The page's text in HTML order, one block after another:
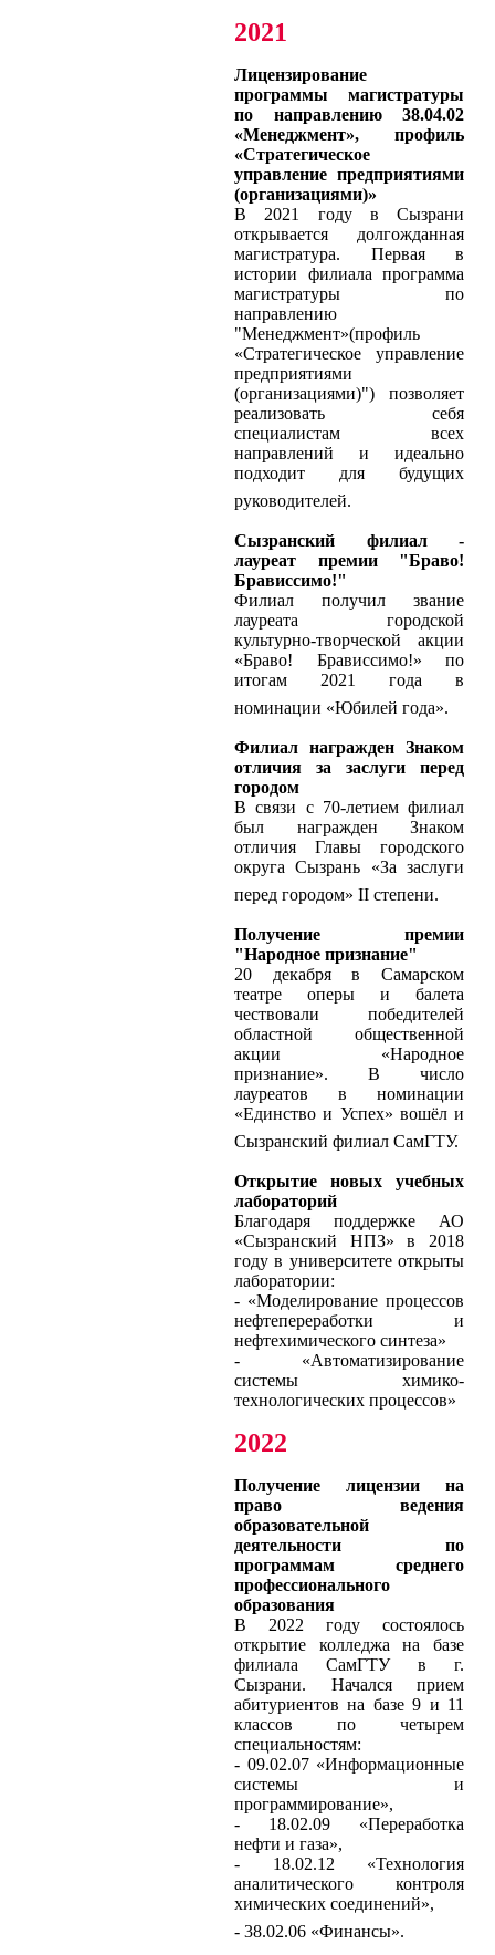
2021
Лицензирование
программы магистратуры
по направлению 38.04.02
«Менеджмент», профиль
«Стратегическое
управление предприятиями
(организациями)»
В 2021 году в Сызрани
открывается долгожданная
магистратура. Первая в
истории филиала программа
магистратуры по
направлению
"Менеджмент»(профиль
«Стратегическое управление
предприятиями
(организациями)") позволяет
реализовать себя
специалистам всех
направлений и идеально
подходит для будущих
руководителей.
Сызранский филиал -
лауреат премии "Браво!
Брависсимо!"
Филиал получил звание
лауреата городской
культурно-творческой акции
«Браво! Брависсимо!» по
итогам 2021 года в
номинации «Юбилей года».
Филиал награжден Знаком
отличия за заслуги перед
городом
В связи с 70-летием филиал
был награжден Знаком
отличия Главы городского
округа Сызрань «За заслуги
перед городом» II степени.
Получение премии
"Народное признание"
20 декабря в Самарском
театре оперы и балета
чествовали победителей
областной общественной
акции «Народное
признание». В число
лауреатов в номинации
«Единство и Успех» вошёл и
Сызранский филиал СамГТУ.
Открытие новых учебных
лабораторий
Благодаря поддержке АО
«Сызранский НПЗ» в 2018
году в университете открыты
лаборатории:
- «Моделирование процессов
нефтепереработки и
нефтехимического синтеза»
- «Автоматизирование
системы химико-
технологических процессов»
2022
Получение лицензии на
право ведения
образовательной
деятельности по
программам среднего
профессионального
образования
В 2022 году состоялось
открытие колледжа на базе
филиала СамГТУ в г.
Сызрани. Начался прием
абитуриентов на базе 9 и 11
классов по четырем
специальностям:
- 09.02.07 «Информационные
системы и
программирование»,
- 18.02.09 «Переработка
нефти и газа»,
- 18.02.12 «Технология
аналитического контроля
химических соединений»,
- 38.02.06 «Финансы».